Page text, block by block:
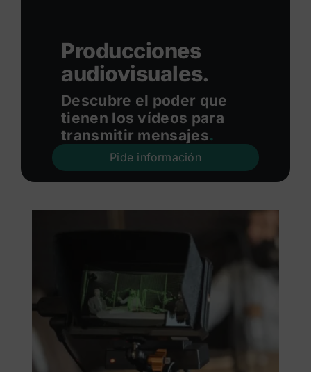
Producciones
audiovisuales.
Descubre el poder que
tienen los vídeos para
transmitir mensajes.
Pide información